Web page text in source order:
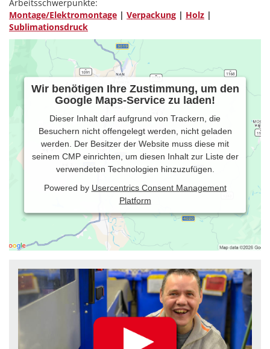
Arbeitsschwerpunkte:
Montage/Elektromontage | Verpackung | Holz |
Sublimationsdruck
Wir benötigen Ihre Zustimmung, um den
Google Maps-Service zu laden!
Dieser Inhalt darf aufgrund von Trackern, die
Besuchern nicht offengelegt werden, nicht geladen
werden. Der Besitzer der Website muss diese mit
seinem CMP einrichten, um diesen Inhalt zur Liste der
verwendeten Technologien hinzuzufügen.
Powered by Usercentrics Consent Management
Platform